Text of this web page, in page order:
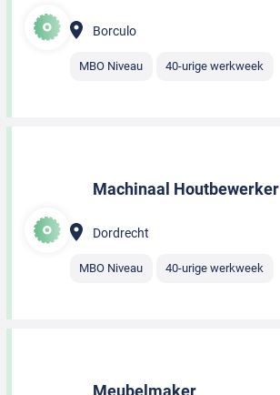
Borculo
MBO Niveau 40-urige werkweek
Machinaal Houtbewerker
Dordrecht
MBO Niveau 40-urige werkweek